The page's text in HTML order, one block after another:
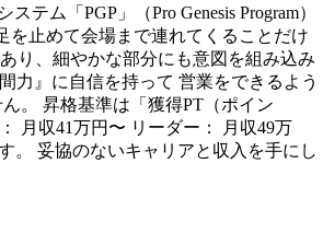
ム「PGP」（Pro Genesis Program）
止めて会場まで連れてくることだけ
り、細やかな部分にも意図を組み込み
力』に自信を持って 営業をできるよう
。 昇格基準は「獲得PT（ポイン
月収41万円〜 リーダー： 月収49万
。 妥協のないキャリアと収入を手にし